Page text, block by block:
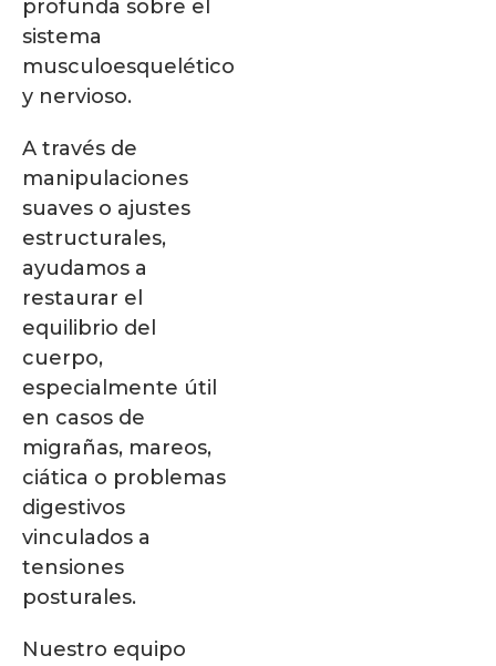
profunda sobre el
sistema
musculoesquelético
y nervioso.
A través de
manipulaciones
suaves o ajustes
estructurales,
ayudamos a
restaurar el
equilibrio del
cuerpo,
especialmente útil
en casos de
migrañas, mareos,
ciática o problemas
digestivos
vinculados a
tensiones
posturales.
Nuestro equipo